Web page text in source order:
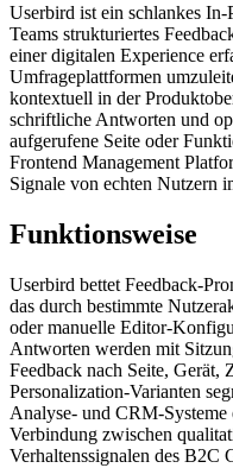
Userbird ist ein schlankes
Teams strukturiertes
einer digitalen Experience
Umfrageplattformen
kontextuell in der
schriftliche Antworten und
aufgerufene Seite oder
Frontend Management
Signale von echten Nutzern
Funktionsweise
Userbird bettet Feedback-
das durch bestimmte
oder manuelle Editor-
Antworten werden mit
Feedback nach Seite, Gerät,
Personalization-Varianten
Analyse- und CRM-
Verbindung zwischen
Verhaltenssignalen des B2C